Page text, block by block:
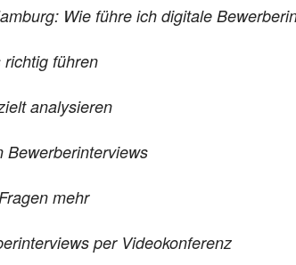
Wie führe ich digitale
führen
analysieren
Bewerberinterviews
mehr
per Videokonferenz